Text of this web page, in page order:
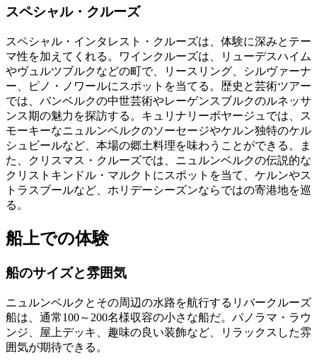
スペシャル・クルーズ
スペシャル・インタレスト・クルーズは、体験に深みとテー
マ性を加えてくれる。ワインクルーズは、リューデスハイム
やヴュルツブルクなどの町で、リースリング、シルヴァーナ
ー、ピノ・ノワールにスポットを当てる。歴史と芸術ツアー
では、バンベルクの中世芸術やレーゲンスブルクのルネッサ
ンス期の魅力を探訪する。キュリナリーボヤージュでは、ス
モーキーなニュルンベルクのソーセージやケルン独特のケル
シュビールなど、本場の郷土料理を味わうことができる。ま
た、クリスマス・クルーズでは、ニュルンベルクの伝説的な
クリストキンドル・マルクトにスポットを当て、ケルンやス
トラスブールなど、ホリデーシーズンならではの寄港地を巡
る。
船上での体験
船のサイズと雰囲気
ニュルンベルクとその周辺の水路を航行するリバークルーズ
船は、通常100～200名様収容の小さな船だ。パノラマ・ラウ
ンジ、屋上デッキ、趣味の良い装飾など、リラックスした雰
囲気が期待できる。